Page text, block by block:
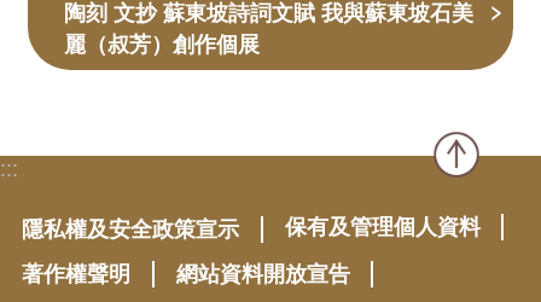
陶刻 文抄 蘇東坡詩詞文賦 我與蘇東坡石美
麗（叔芳）創作個展
:::
隱私權及安全政策宣示
保有及管理個人資料
著作權聲明
網站資料開放宣告